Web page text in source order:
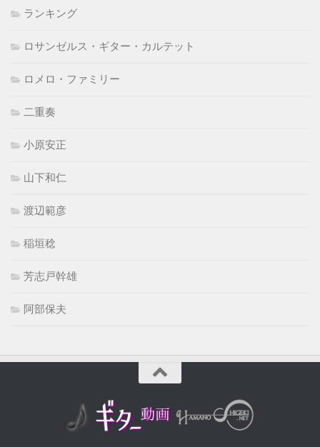
ランキング
ロサンゼルス・ギター・カルテット
ロメロ・ファミリー
二重奏
小原安正
山下和仁
渡辺範彦
稲垣稔
芳志戸幹雄
阿部保夫